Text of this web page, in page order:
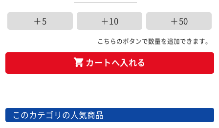
＋5 ＋10 ＋50
こちらのボタンで数量を追加できます。
カートへ入れる
このカテゴリの人気商品